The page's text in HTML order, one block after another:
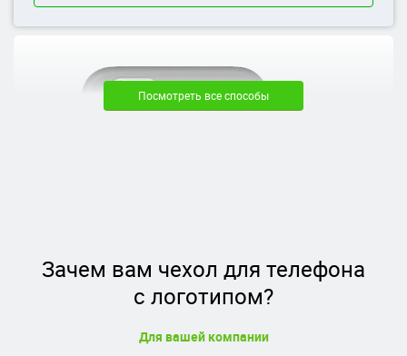
Посмотреть все способы
Подойдет: чехлы любого цвета и из любого материала
Зачем вам чехол для телефона
с логотипом?
Для вашей компании